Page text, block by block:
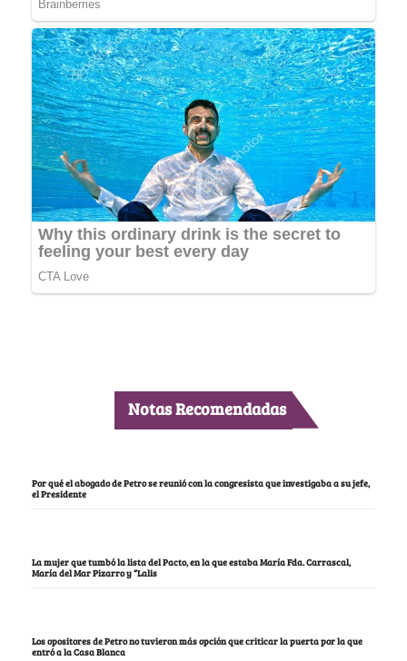
Notas Recomendadas
Por qué el abogado de Petro se reunió con la congresista que investigaba a su jefe,
el Presidente
La mujer que tumbó la lista del Pacto, en la que estaba María Fda. Carrascal,
María del Mar Pizarro y “Lalis
Los opositores de Petro no tuvieron más opción que criticar la puerta por la que
entró a la Casa Blanca